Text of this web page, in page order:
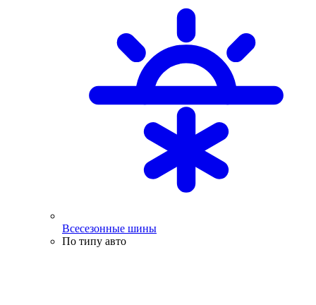
Всесезонные шины
По типу авто